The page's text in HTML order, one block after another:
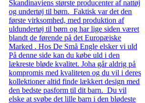
Skandinaviens største producenter af nattøj
og undertøj til børn. Faktisk var det den
første virksomhed, med produktion af
uldundertøj til børn og har lige siden været
blandt de førende på det Europæiske
Marked . Hos De Små Engle elsker vi uld
På denne side kan du købe uld i den
lækreste bløde kvalitet. Joha går aldrig på
kompromis med kvaliteten og du vil i deres
kollektioner altid finde lækkert design med
den bedste pasform til dit barn. Du vil
elske at svøbe det lille barn i den blødeste